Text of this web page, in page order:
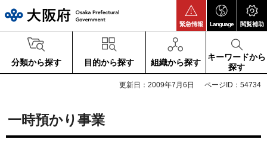
緊急情報 Language 閲覧補助
分類から探す 目的から探す 組織から探す
キーワードから
探す
更新日：2009年7月6日 ページID：54734
一時預かり事業